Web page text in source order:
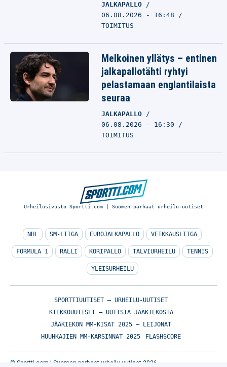
JALKAPALLO
06.08.2026 - 16:48
TOIMITUS
Melkoinen yllätys – entinen
jalkapallotähti ryhtyi
pelastamaan englantilaista
seuraa
JALKAPALLO
06.08.2026 - 16:30
TOIMITUS
Urheilusivusto Sportti.com | Suomen parhaat urheilu-uutiset
NHL SM-LIIGA EUROJALKAPALLO VEIKKAUSLIIGA
FORMULA 1 RALLI KORIPALLO TALVIURHEILU TENNIS
YLEISURHEILU
SPORTTIUUTISET – URHEILU-UUTISET
KIEKKOUUTISET – UUTISIA JÄÄKIEKOSTA
JÄÄKIEKON MM-KISAT 2025 – LEIJONAT
HUUHKAJIEN MM-KARSINNAT 2025
FLASHSCORE
© Sportti.com | Suomen parhaat urheilu-uutiset 2026